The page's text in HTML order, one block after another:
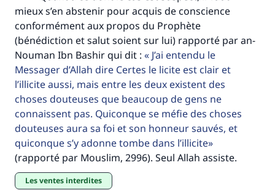
mieux s’en abstenir pour acquis de conscience
conformément aux propos du Prophète
(bénédiction et salut soient sur lui) rapporté par an-
Nouman Ibn Bashir qui dit :
J’ai entendu le
Messager d’Allah dire Certes le licite est clair et
l’illicite aussi, mais entre les deux existent des
choses douteuses que beaucoup de gens ne
connaissent pas. Quiconque se méfie des choses
douteuses aura sa foi et son honneur sauvés, et
quiconque s’y adonne tombe dans l’illicite
(rapporté par Mouslim, 2996). Seul Allah assiste.
Les ventes interdites
contribution
Aidez nous à apporter des réponses.
Le Messager d'Allah (Paix sur lui) a dit:
"Celui qui indique une bonne action obtient la
même récompense que celui qui le fait."
(MOUSLIM 1893)
Soutenez IslamQA